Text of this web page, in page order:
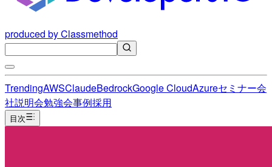
produced by Classmethod
TrendingAWSClaudeBedrockGoogle CloudAzureセミナー会
社説明会勉強会事例採用
目次